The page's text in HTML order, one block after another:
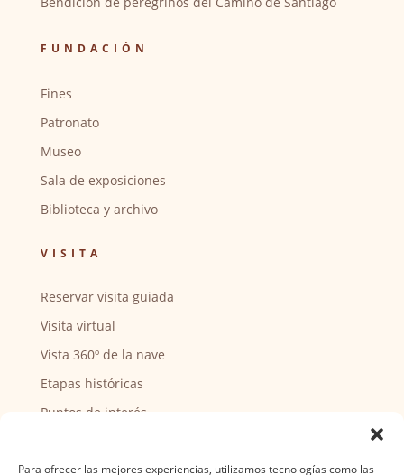
Para ofrecer las mejores experiencias, utilizamos tecnologías como las
FUNDACIÓN
Fines
Patronato
Museo
Sala de exposiciones
Biblioteca y archivo
VISITA
Reservar visita guiada
Visita virtual
Vista 360º de la nave
Etapas históricas
Puntos de interés